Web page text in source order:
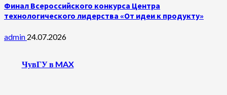
Финал Всероссийского конкурса Центра
технологического лидерства «От идеи к продукту»
admin 24.07.2026
ЧувГУ в MAX